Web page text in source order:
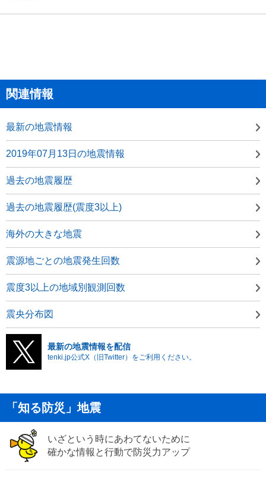
関連情報
最新の地震情報
2019年07月13日の地震情報
過去の地震履歴
過去の地震履歴(震度3以上)
海外の大きな地震
震源地ごとの地震発生回数
震度3以上の地域別観測回数
震央分布図
最新の地震情報を配信
tenki.jp公式X（旧Twitter）をご利用ください。
「知る防災」地震
いざという時にあわてないために
確かな情報と行動で防災力アップ